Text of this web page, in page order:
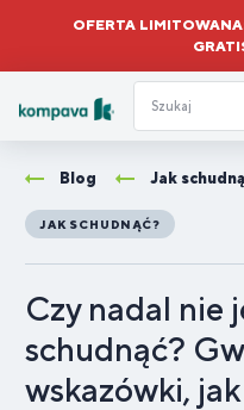
OFERTA
Blog Jak
JAK SCHUDNĄĆ?
Czy nadal nie
schudnąć?
wskazówki,